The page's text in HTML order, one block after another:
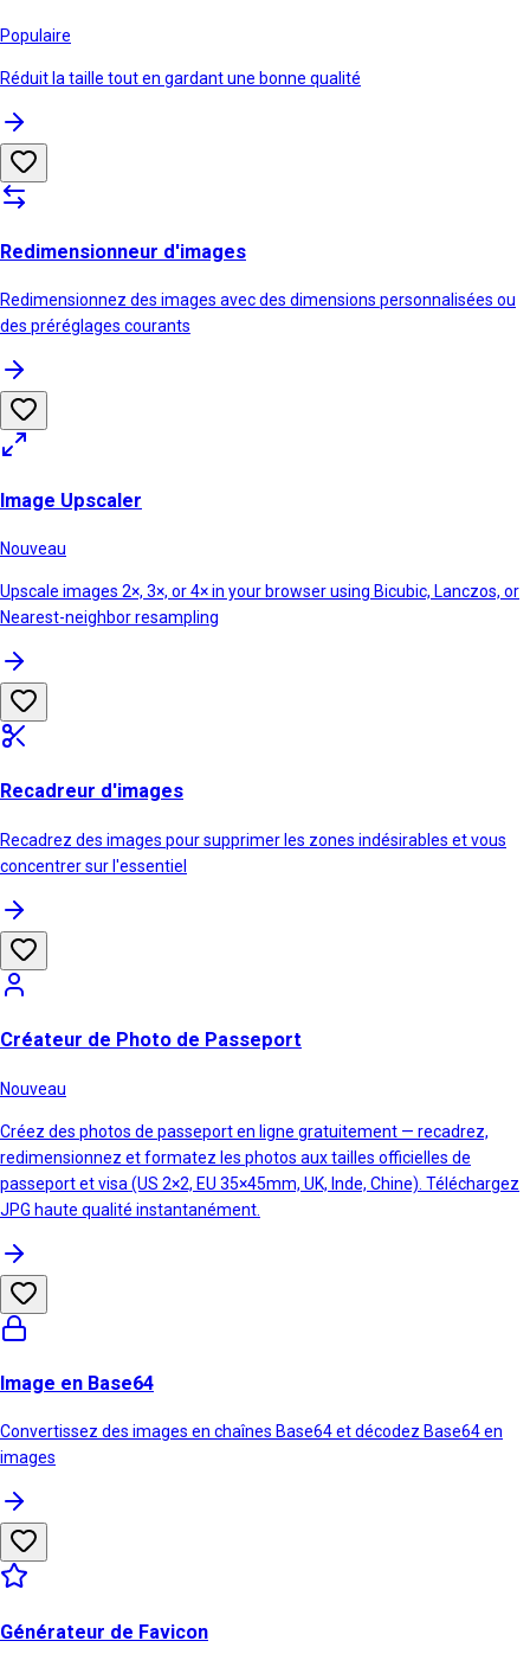
Populaire
Réduit la taille tout en gardant une bonne qualité
Redimensionneur d'images
Redimensionnez des images avec des dimensions personnalisées ou
des préréglages courants
Image Upscaler
Nouveau
Upscale images 2×, 3×, or 4× in your browser using Bicubic, Lanczos, or
Nearest-neighbor resampling
Recadreur d'images
Recadrez des images pour supprimer les zones indésirables et vous
concentrer sur l'essentiel
Créateur de Photo de Passeport
Nouveau
Créez des photos de passeport en ligne gratuitement — recadrez,
redimensionnez et formatez les photos aux tailles officielles de
passeport et visa (US 2×2, EU 35×45mm, UK, Inde, Chine). Téléchargez
JPG haute qualité instantanément.
Image en Base64
Convertissez des images en chaînes Base64 et décodez Base64 en
images
Générateur de Favicon